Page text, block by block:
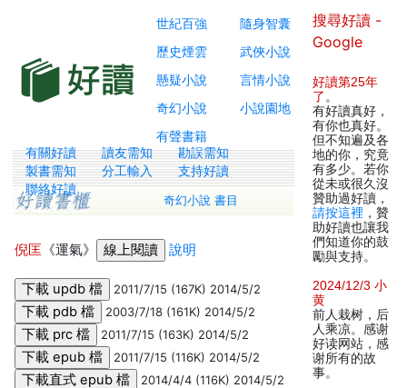
世紀百強
隨身智囊
歷史煙雲
武俠小說
懸疑小說
言情小說
奇幻小說
小說園地
有聲書籍
有關好讀 讀友需知
勘誤需知
製書需知
分工輸入
支持好讀
聯絡好讀
奇幻小說 書目
倪匡 《運氣》 說明
2011/7/15 (167K) 2014/5/2
2003/7/18 (161K) 2014/5/2
2011/7/15 (163K) 2014/5/2
2011/7/15 (116K) 2014/5/2
2014/4/4 (116K) 2014/5/2
搜尋好讀 -
Google
好讀第25年
了 。
有好讀真好，
有你也真好。
但不知遍及各
地的你，究竟
有多少。若你
從未或很久沒
贊助過好讀，
請按這裡 ，贊
助好讀也讓我
們知道你的鼓
勵與支持。
2024/12/3 小
黄
前人栽树，后
人乘凉。感谢
好读网站，感
谢所有的故
事。